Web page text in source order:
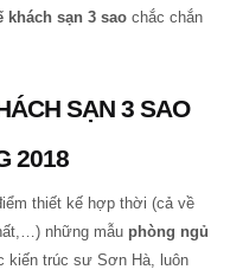
sạn 3 sao chắc chắn
SẠN 3 SAO
2018
thiết kế hợp thời (cả về
những mẫu phòng ngủ
kiến trúc sư Sơn Hà, luôn